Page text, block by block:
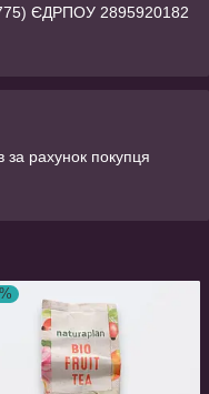
ЄДРПОУ 2895920182
рахунок покупця